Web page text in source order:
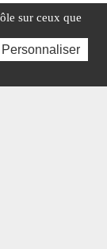
Charge
#N° 377
sur ceux que
Personnaliser